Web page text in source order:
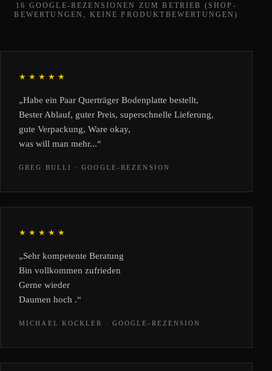
16 GOOGLE-REZENSIONEN ZUM BETRIEB (SHOP-
BEWERTUNGEN, KEINE PRODUKTBEWERTUNGEN)
★★★★★
„Habe ein Paar Querträger Bodenplatte bestellt,
Bester Ablauf, guter Preis, superschnelle Lieferung,
gute Verpackung, Ware okay,
was will man mehr...“
GREG BULLI · GOOGLE-REZENSION
★★★★★
„Sehr kompetente Beratung
Bin vollkommen zufrieden
Gerne wieder
Daumen hoch .“
MICHAEL KOCKLER · GOOGLE-REZENSION